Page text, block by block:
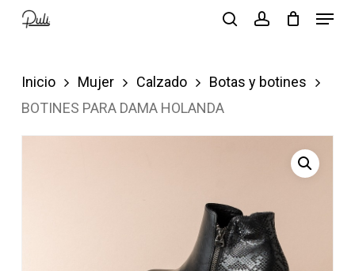
Skip
content
Menu
Inicio Mujer Calzado
Botas y botines
BOTINES PARA DAMA HOLANDA
Menu